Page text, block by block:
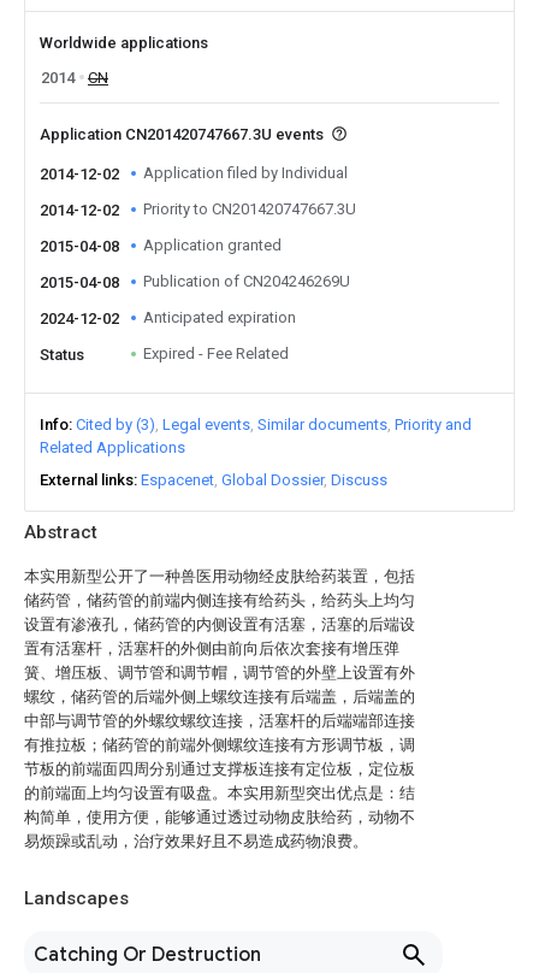
Abstract
本实用新型公开了一种兽医用动物经皮肤给药装置，包括
储药管，储药管的前端内侧连接有给药头，给药头上均匀
设置有渗液孔，储药管的内侧设置有活塞，活塞的后端设
置有活塞杆，活塞杆的外侧由前向后依次套接有增压弹
簧、增压板、调节管和调节帽，调节管的外壁上设置有外
螺纹，储药管的后端外侧上螺纹连接有后端盖，后端盖的
中部与调节管的外螺纹螺纹连接，活塞杆的后端端部连接
有推拉板；储药管的前端外侧螺纹连接有方形调节板，调
节板的前端面四周分别通过支撑板连接有定位板，定位板
的前端面上均匀设置有吸盘。本实用新型突出优点是：结
构简单，使用方便，能够通过透过动物皮肤给药，动物不
易烦躁或乱动，治疗效果好且不易造成药物浪费。
Landscapes
Catching Or Destruction
Worldwide applications
2014
CN
Application CN201420747667.3U events
2014-12-02 Application filed by Individual
2014-12-02 Priority to CN201420747667.3U
2015-04-08 Application granted
2015-04-08 Publication of CN204246269U
2024-12-02 Anticipated expiration
Status Expired - Fee Related
Info Cited by (3) Legal events Similar documents Priority and
Related Applications
External links Espacenet Global Dossier Discuss